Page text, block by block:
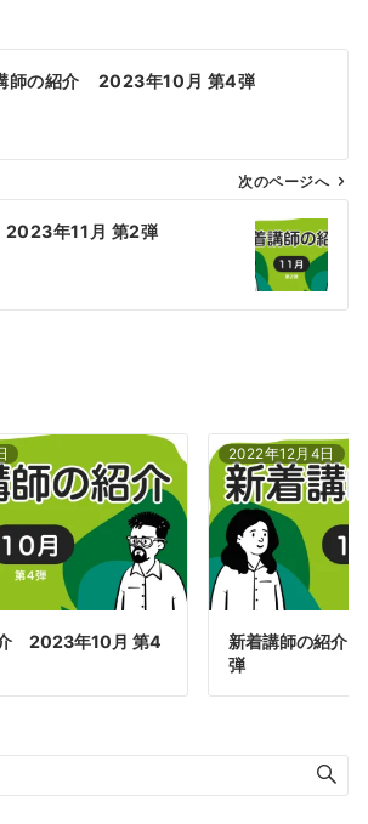
師の紹介 2023年10月 第4弾
次のページへ
年11月 第2弾
2023年10月 第4
2022年12月4日
新着講師の紹介
弾